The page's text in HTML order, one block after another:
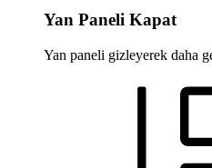
Yan Paneli Kapat
Yan paneli gizleyerek daha